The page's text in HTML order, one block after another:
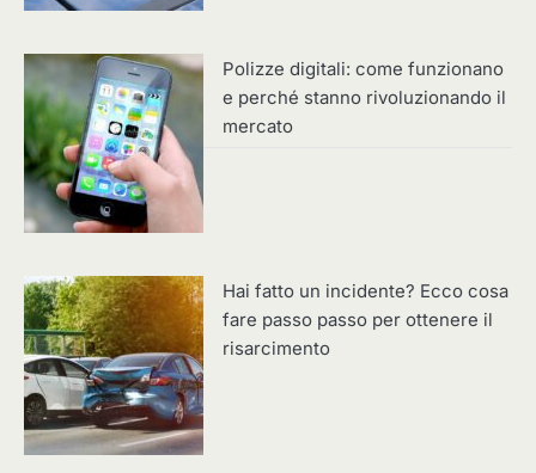
Polizze digitali: come funzionano
e perché stanno rivoluzionando il
mercato
Hai fatto un incidente? Ecco cosa
fare passo passo per ottenere il
risarcimento